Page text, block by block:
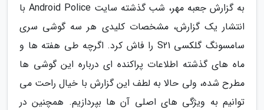
به گزارش جعبه مهر، شب گذشته سایت Android Police با
انتشار یک گزارش، مشخصات کلیدی هر سه گوشی سری
سامسونگ گلکسی S21 را فاش کرد. اگرچه طی هفته ها و
ماه های گذشته اطلاعات پراکنده ای درباره این گوشی ها
مطرح شده، ولی حالا به لطف این گزارش با خیال راحت می
توانیم به ویژگی های اصلی آن ها بپردازیم. همچنین در